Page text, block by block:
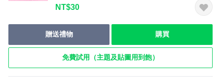
NT$30
贈送禮物 購買
免費試用（主題及貼圖用到飽）